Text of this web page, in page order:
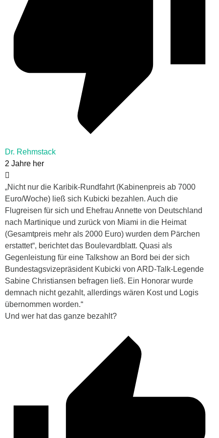
Dr. Rehmstack
2 Jahre her
„Nicht nur die Karibik-Rundfahrt (Kabinenpreis ab 7000
Euro/Woche) ließ sich Kubicki bezahlen. Auch die
Flugreisen für sich und Ehefrau Annette von Deutschland
nach Martinique und zurück von Miami in die Heimat
(Gesamtpreis mehr als 2000 Euro) wurden dem Pärchen
erstattet“, berichtet das Boulevardblatt. Quasi als
Gegenleistung für eine Talkshow an Bord bei der sich
Bundestagsvizepräsident Kubicki von ARD-Talk-Legende
Sabine Christiansen befragen ließ. Ein Honorar wurde
demnach nicht gezahlt, allerdings wären Kost und Logis
übernommen worden.“
Und wer hat das ganze bezahlt?